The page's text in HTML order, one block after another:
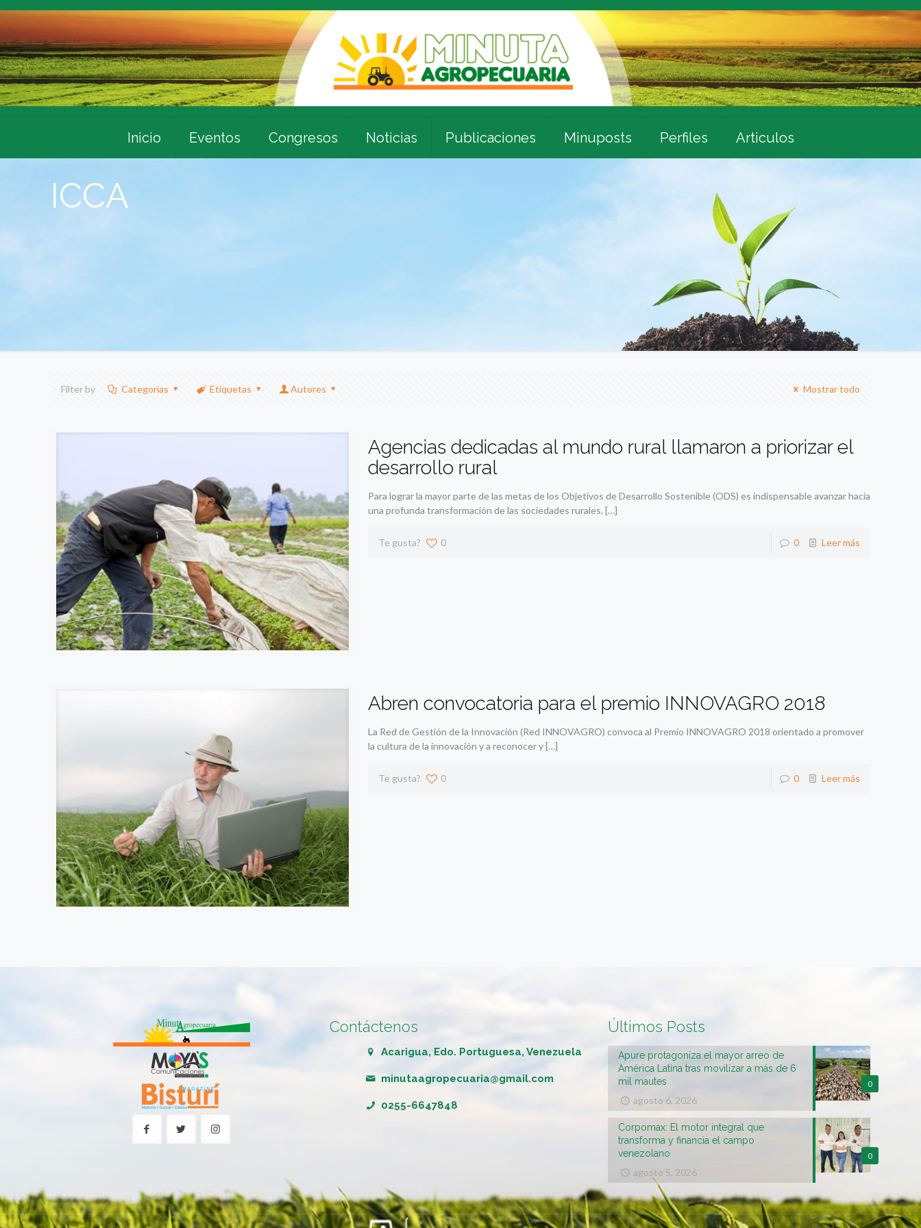
Inicio Eventos Congresos Noticias Publicaciones Minuposts Perfiles Articulos
ICCA
Filter by Categorias Etiquetas Autores Mostrar todo
Agencias dedicadas al mundo rural llamaron a priorizar el
desarrollo rural
Para lograr la mayor parte de las metas de los Objetivos de Desarrollo Sostenible (ODS) es indispensable avanzar hacia
una profunda transformación de las sociedades rurales. […]
Te gusta? 0 0 Leer más
Abren convocatoria para el premio INNOVAGRO 2018
La Red de Gestión de la Innovación (Red INNOVAGRO) convoca al Premio INNOVAGRO 2018 orientado a promover
la cultura de la innovación y a reconocer y[…]
Te gusta? 0 0 Leer más
Contáctenos
Acarigua, Edo. Portuguesa, Venezuela
minutaagropecuaria@gmail.com
0255-6647848
Últimos Posts
0
Apure protagoniza el mayor arreo de
América Latina tras movilizar a más de 6
mil mautes
agosto 6, 2026
0
Corpomax: El motor integral que
transforma y financia el campo
venezolano
agosto 5, 2026